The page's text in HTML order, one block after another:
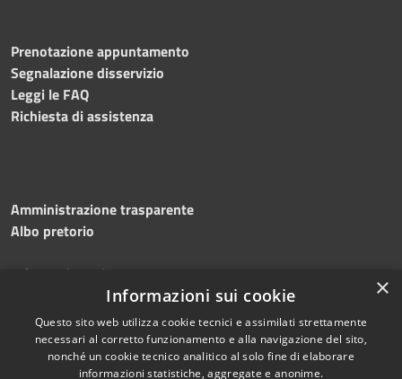
Prenotazione appuntamento
Segnalazione disservizio
Leggi le FAQ
Richiesta di assistenza
Amministrazione trasparente
Albo pretorio
Informativa privacy
Dichiarazione di accessibilità
×
Informazioni sui cookie
Questo sito web utilizza cookie tecnici e assimilati strettamente
necessari al corretto funzionamento e alla navigazione del sito,
nonché un cookie tecnico analitico al solo fine di elaborare
informazioni statistiche, aggregate e anonime.